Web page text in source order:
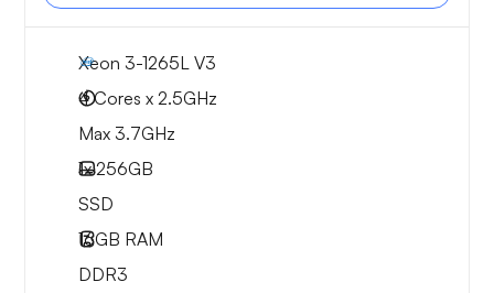
Xeon 3-1265L V3
4 Cores x 2.5GHz
Max 3.7GHz
1x256GB
SSD
16GB RAM
DDR3